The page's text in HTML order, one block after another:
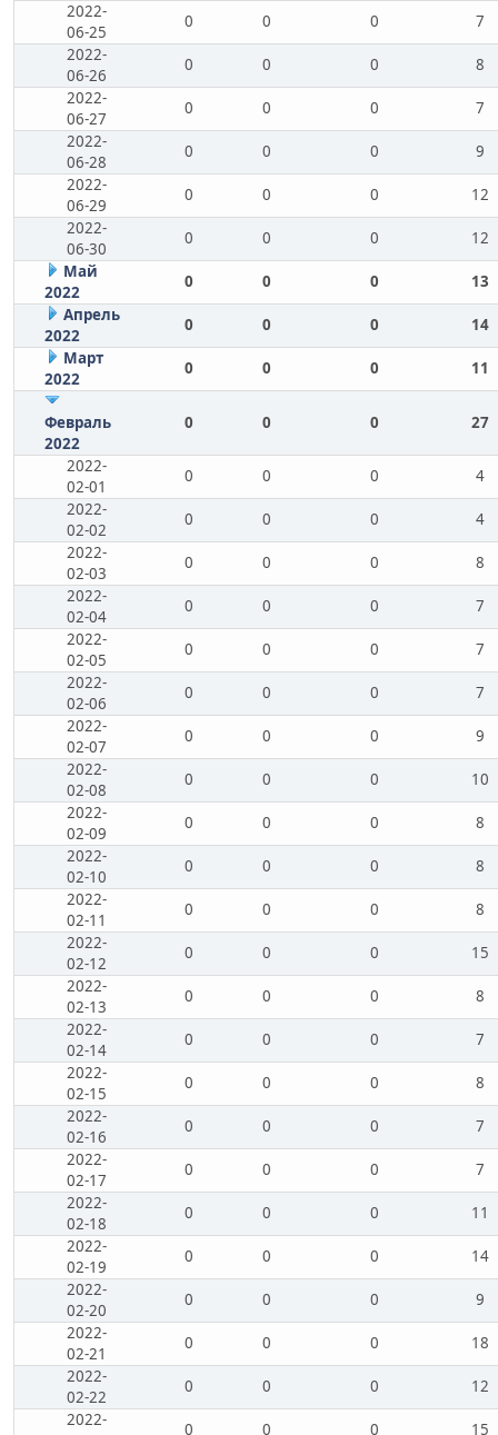
2022-
06-25
0 0 0
7
2022-
06-26
0 0 0
8
2022-
06-27
0 0 0
7
2022-
06-28
0 0 0
9
2022-
06-29
0 0 0
12
2022-
06-30
0 0 0
12
Май
2022
0 0 0
13
Апрель
2022
0 0 0
14
Март
2022
0 0 0 11
Февраль
2022
0 0 0 27
2022-
02-01
0 0 0
4
2022-
02-02
0 0 0
4
2022-
02-03
0 0 0
8
2022-
02-04
0 0 0
7
2022-
02-05
0 0 0
7
2022-
02-06
0 0 0
7
2022-
02-07
0 0 0
9
2022-
02-08
0 0 0
10
2022-
02-09
0 0 0
8
2022-
02-10
0 0 0
8
2022-
02-11
0 0 0
8
2022-
02-12
0 0 0
15
2022-
02-13
0 0 0
8
2022-
02-14
0 0 0
7
2022-
02-15
0 0 0
8
2022-
02-16
0 0 0
7
2022-
02-17
0 0 0
7
2022-
02-18
0 0 0
11
2022-
02-19
0 0 0
14
2022-
02-20
0 0 0
9
2022-
02-21
0 0 0
18
2022-
02-22
0 0 0
12
2022-
0 0 0 15